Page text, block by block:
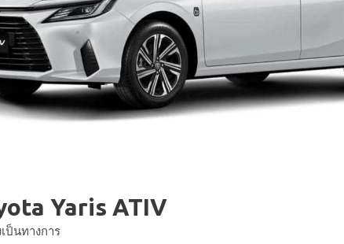
Yaris ATIV
ป็นทางการ